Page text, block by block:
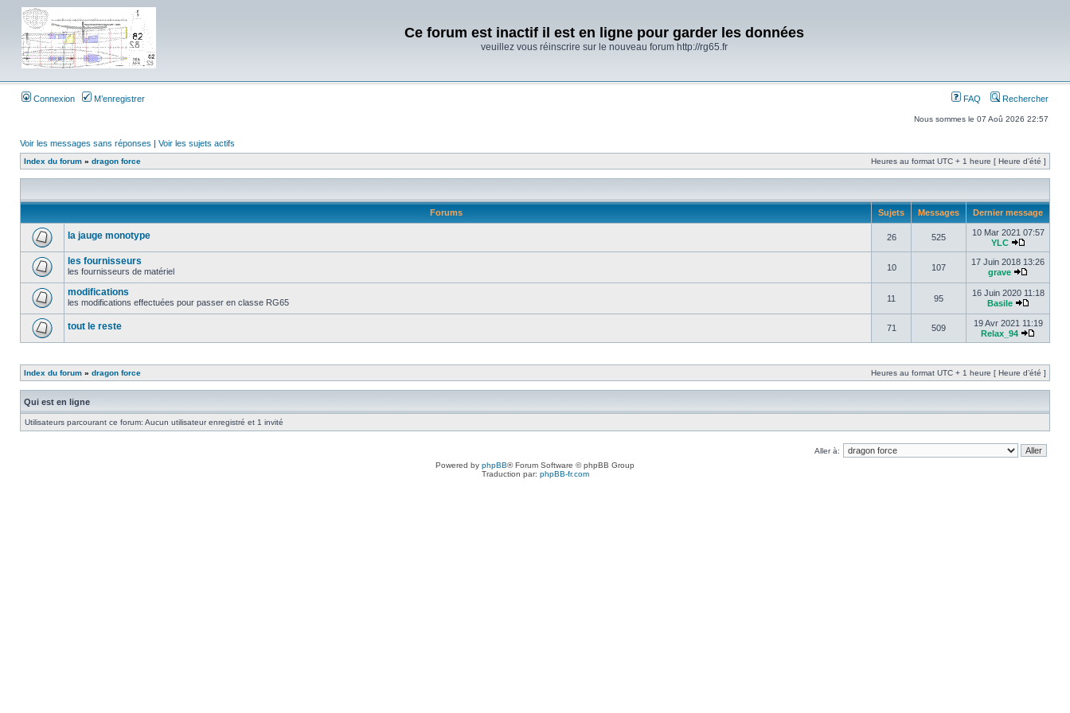
Ce forum est inactif il est en ligne pour garder les données
veuillez vous réinscrire sur le nouveau forum http://rg65.fr
Connexion M’enregistrer FAQ Rechercher
Nous sommes le 07 Aoû 2026 22:57
Voir les messages sans réponses | Voir les sujets actifs
Index du forum » dragon force Heures au format UTC + 1 heure [ Heure d’été ]
Forums Sujets Messages Dernier message
la jauge monotype 26 525
10 Mar 2021 07:57
YLC
les fournisseurs
les fournisseurs de matériel 10 107
17 Juin 2018 13:26
grave
modifications
les modifications effectuées pour passer en classe RG65 11 95
16 Juin 2020 11:18
Basile
tout le reste 71 509
19 Avr 2021 11:19
Relax_94
Index du forum » dragon force Heures au format UTC + 1 heure [ Heure d’été ]
Qui est en ligne
Utilisateurs parcourant ce forum: Aucun utilisateur enregistré et 1 invité
Aller à:
Powered by phpBB® Forum Software © phpBB Group
Traduction par: phpBB-fr.com